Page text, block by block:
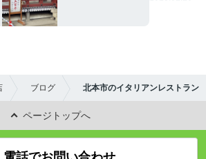
ブログ 北本市のイタリアンレストラン
ページトップへ